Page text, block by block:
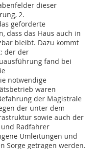
dieser
2.
geforderte
dass das Haus auch in
bleibt. Dazu kommt
der der
fand bei
notwendige
waren
der Magistrale
der unter dem
sowie auch der
Radfahrer
Umleitungen und
Sorge getragen werden.